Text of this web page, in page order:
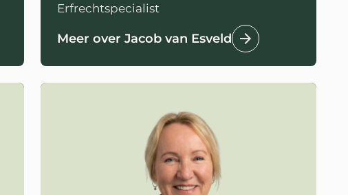
Erfrechtspecialist
Meer over Jacob van Esveld